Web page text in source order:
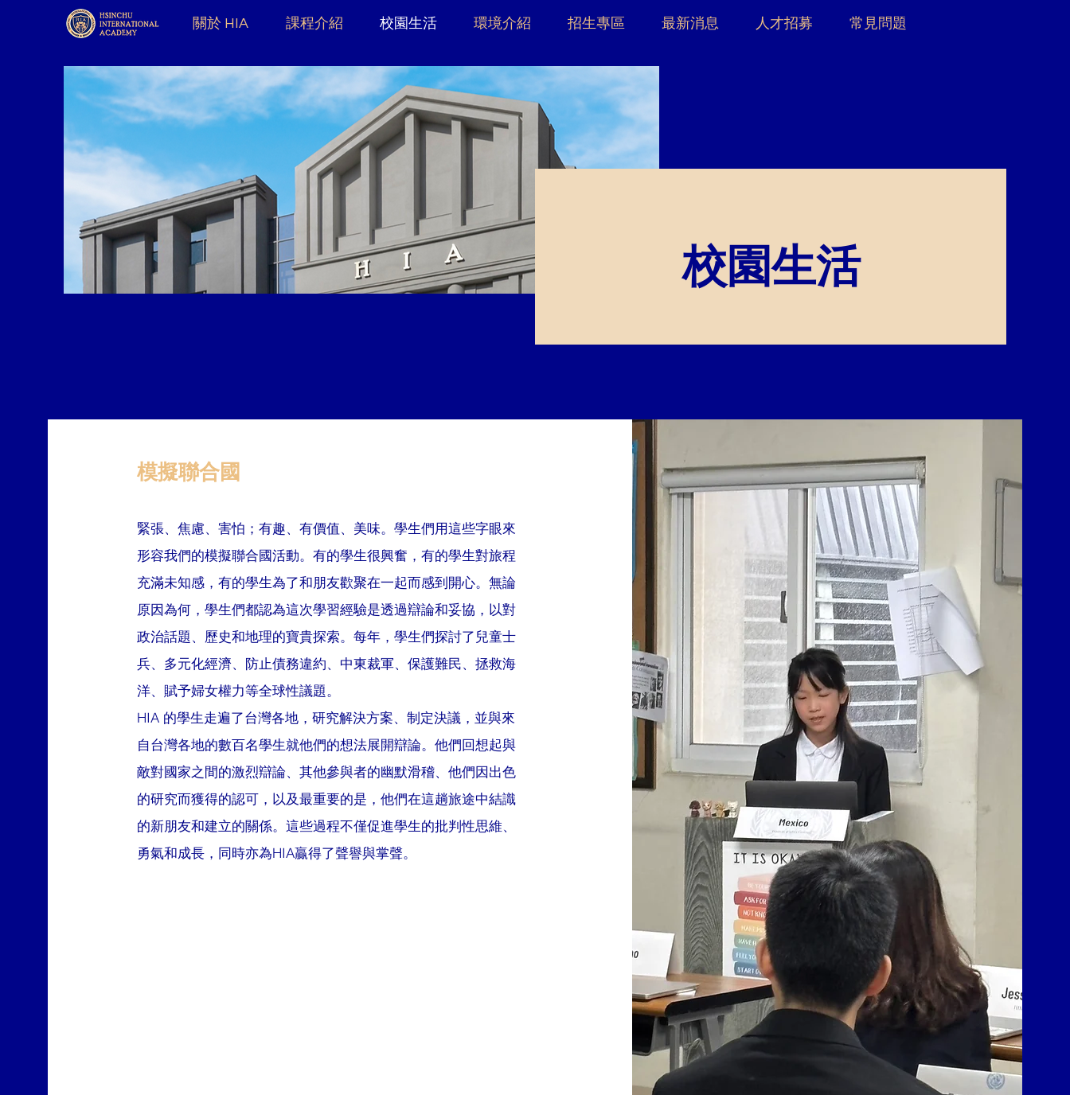
關於 HIA 課程介紹 校園生活 環境介紹 招生專區 最新消息 人才招募 常見問題
校園生活
​模擬聯合國
緊張、焦慮、害怕；有趣、有價值、美味。學生們用這些字眼來
形容我們的模擬聯合國活動。有的學生很興奮，有的學生對旅程
充滿未知感，有的學生為了和朋友歡聚在一起而感到開心。無論
原因為何，學生們都認為這次學習經驗是透過辯論和妥協，以對
政治話題、歷史和地理的寶貴探索。每年，學生們探討了兒童士
兵、多元化經濟、防止債務違約、中東裁軍、保護難民、拯救海
洋、賦予婦女權力等全球性議題。
HIA 的學生走遍了台灣各地，研究解決方案、制定決議，並與來
自台灣各地的數百名學生就他們的想法展開辯論。他們回想起與
敵對國家之間的激烈辯論、其他參與者的幽默滑稽、他們因出色
的研究而獲得的認可，以及最重要的是，他們在這趟旅途中結識
的新朋友和建立的關係。這些過程不僅促進學生的批判性思維、
勇氣和成長，同時亦為HIA贏得了聲譽與掌聲。